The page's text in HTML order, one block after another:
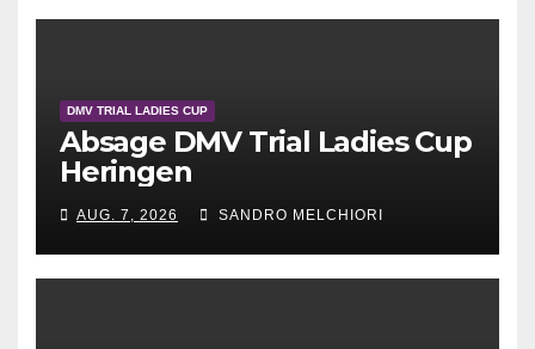
DMV TRIAL LADIES CUP
Absage DMV Trial Ladies Cup
Heringen
AUG. 7, 2026 SANDRO MELCHIORI